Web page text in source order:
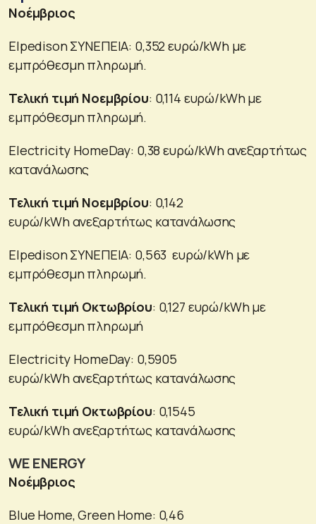
Νοέμβριος
Elpedison ΣΥΝΕΠΕΙΑ: 0,352 ευρώ/kWh με
εμπρόθεσμη πληρωμή.
Τελική τιμή Νοεμβρίου: 0,114 ευρώ/kWh με
εμπρόθεσμη πληρωμή.
Electricity HomeDay: 0,38 ευρώ/kWh ανεξαρτήτως
κατανάλωσης
Τελική τιμή Νοεμβρίου: 0,142
ευρώ/kWh ανεξαρτήτως κατανάλωσης
Elpedison ΣΥΝΕΠΕΙΑ: 0,563 ευρώ/kWh με
εμπρόθεσμη πληρωμή.
Τελική τιμή Οκτωβρίου: 0,127 ευρώ/kWh με
εμπρόθεσμη πληρωμή
Electricity HomeDay: 0,5905
ευρώ/kWh ανεξαρτήτως κατανάλωσης
Τελική τιμή Οκτωβρίου: 0,1545
ευρώ/kWh ανεξαρτήτως κατανάλωσης
WE ENERGY
Νοέμβριος
Blue Home, Green Home: 0,46